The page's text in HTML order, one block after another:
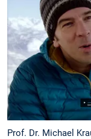
Prof. Dr. Michael